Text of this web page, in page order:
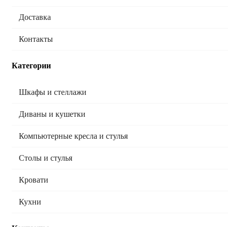
Доставка
Контакты
Категории
Шкафы и стеллажи
Диваны и кушетки
Компьютерные кресла и стулья
Столы и стулья
Кровати
Кухни